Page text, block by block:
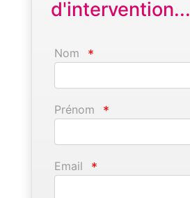
d'intervention...
Nom *
Prénom *
Email *